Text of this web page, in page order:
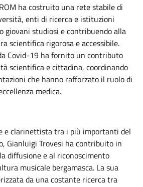
ha costruito una rete stabile di
enti di ricerca e istituzioni
giovani studiosi e contribuendo alla
scientifica rigorosa e accessibile.
Covid-19 ha fornito un contributo
scientifica e cittadina, coordinando
che hanno rafforzato il ruolo di
medica.
e clarinettista tra i più importanti del
Gianluigi Trovesi ha contribuito in
diffusione e al riconoscimento
musicale bergamasca. La sua
da una costante ricerca tra